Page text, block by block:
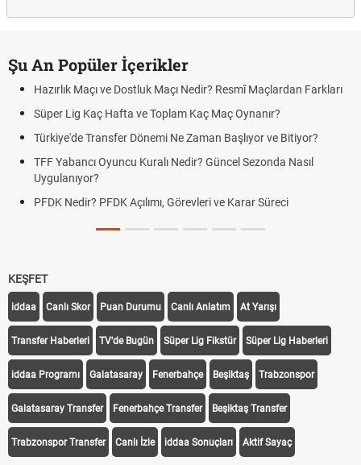
Şu An Popüler İçerikler
Hazırlık Maçı ve Dostluk Maçı Nedir? Resmî Maçlardan Farkları
Süper Lig Kaç Hafta ve Toplam Kaç Maç Oynanır?
Türkiye'de Transfer Dönemi Ne Zaman Başlıyor ve Bitiyor?
TFF Yabancı Oyuncu Kuralı Nedir? Güncel Sezonda Nasıl
Uygulanıyor?
PFDK Nedir? PFDK Açılımı, Görevleri ve Karar Süreci
KEŞFET
iddaa Canlı Skor Puan Durumu Canlı Anlatım At Yarışı
Transfer Haberleri TV'de Bugün Süper Lig Fikstür Süper Lig Haberleri
iddaa Programı Galatasaray Fenerbahçe Beşiktaş Trabzonspor
Galatasaray Transfer Fenerbahçe Transfer Beşiktaş Transfer
Trabzonspor Transfer Canlı İzle iddaa Sonuçları Aktif Sayaç